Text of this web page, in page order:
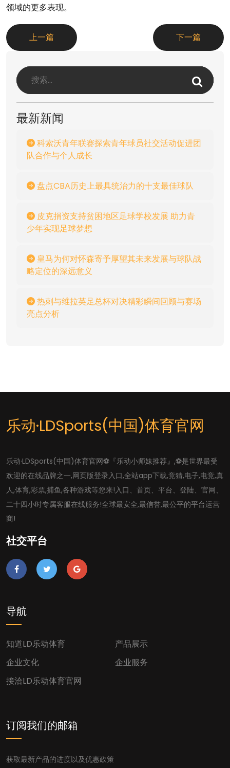
领域的更多表现。
上一篇 下一篇
最新新闻
科索沃青年联赛探索青年球员社交活动促进团
队合作与个人成长
盘点CBA历史上最具统治力的十支最佳球队
皮克捐资支持贫困地区足球学校发展 助力青
少年实现足球梦想
皇马为何对怀森寄予厚望其未来发展与球队战
略定位的深远意义
热刺与维拉英足总杯对决精彩瞬间回顾与赛场
亮点分析
乐动·LDSports(中国)体育官网
乐动·LDSports(中国)体育官网⚽️『乐动小师妹推荐』,⚽️是世界最受
欢迎的在线品牌之一,网页版登录入口,全站app下载,竞猜,电子,电竞,真
人,体育,彩票,捕鱼,各种游戏等您来!入口、首页、平台、登陆、官网、
二十四小时专属客服在线服务!全球最安全,最信誉,最公平的平台运营
商!
社交平台
导航
知道LD乐动体育
产品展示
企业文化
企业服务
接洽LD乐动体育官网
订阅我们的邮箱
获取最新产品的进度以及优惠政策